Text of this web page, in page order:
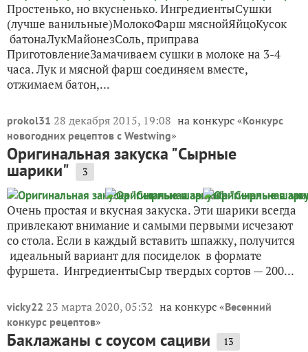
Простенько, но вкусненько. ИнгредиентыСушки
(лучше ванильные)МолокоФарш мяснойЯйцоКусок
батонаЛукМайонезСоль, приправа
ПриготовлениеЗамачиваем сушки в молоке на 3-4
часа. Лук и мясной фарш соединяем вместе,
отжимаем батон,...
prokol31 28 декабря 2015, 19:08 на конкурс «Конкурс
новогодних рецептов с Westwing»
Оригинальная закуска "Сырные
шарики" 3
Очень простая и вкусная закуска. Эти шарики всегда
привлекают внимание и самыми первыми исчезают
со стола. Если в каждый вставить шпажку, получится
идеальный вариант для посиделок в формате
фуршета. ИнгредиентыСыр твердых сортов — 200...
vicky22 23 марта 2020, 05:32 на конкурс «Весенний
конкурс рецептов»
Баклажаны с соусом сациви 13